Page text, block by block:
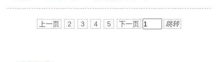
上一页 2 3 4 5 下一页 跳转